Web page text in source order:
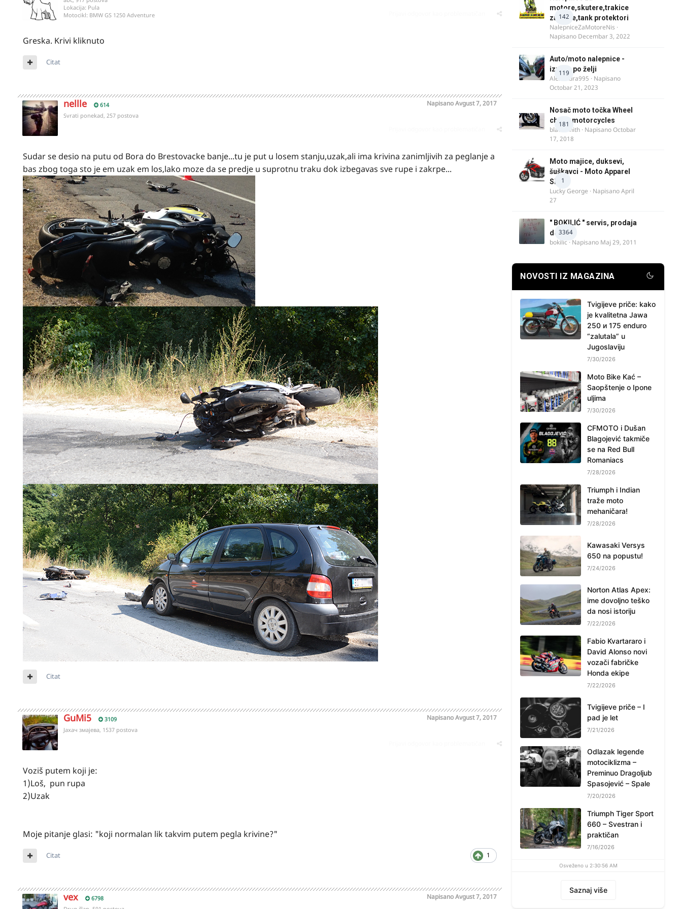
Lokacija: Pula
Motocikl: BMW GS 1250 Adventure
Greska. Krivi kliknuto
Citat
nellle 614 NapisanoAvgust 7, 2017
Svrati ponekad, 257 postova
Sudar se desio na putu od Bora do Brestovacke banje...tu je put u losem stanju,uzak,ali ima krivina zanimljivih za peglanje a
bas zbog toga sto je em uzak em los,lako moze da se predje u suprotnu traku dok izbegavas sve rupe i zakrpe...
Citat
GuMi5 3109 NapisanoAvgust 7, 2017
Јахач змајева, 1537 postova
Voziš putem koji je:
1)Loš, pun rupa
2)Uzak
Moje pitanje glasi: "koji normalan lik takvim putem pegla krivine?"
1
Citat
vex 6798 NapisanoAvgust 7, 2017
142
motore,skutere,trakice
za felne,tank protektori
NalepniceZaMotoreNis ·
Napisano Decembar 3, 2022
119
Auto/moto nalepnice -
izrada po želji
Alexandra995 · Napisano
Octobar 21, 2023
181
Nosač moto točka Wheel
chock motorcycles
blacksmith · NapisanoOctobar
17, 2018
1
Moto majice, duksevi,
šuškavci - Moto Apparel
SRB
Lucky George · NapisanoApril
27
3364
" BOKILIĆ " servis, prodaja
delova
bokilic · Napisano Maj 29, 2011
NOVOSTI IZ MAGAZINA
Tvigijeve priče: kako
je kvalitetna Jawa
250 и 175 enduro
“zalutala” u
Jugoslaviju
7/30/2026
Moto Bike Kać –
Saopštenje o Ipone
uljima
7/30/2026
CFMOTO i Dušan
Blagojević takmiče
se na Red Bull
Romaniacs
7/28/2026
Triumph i Indian
traže moto
mehaničara!
7/28/2026
Kawasaki Versys
650 na popustu!
7/24/2026
Norton Atlas Apex:
ime dovoljno teško
da nosi istoriju
7/22/2026
Fabio Kvartararo i
David Alonso novi
vozači fabričke
Honda ekipe
7/22/2026
Tvigijeve priče – I
pad je let
7/21/2026
Odlazak legende
motociklizma –
Preminuo Dragoljub
Spasojević – Spale
7/20/2026
Triumph Tiger Sport
660 – Svestran i
praktičan
7/16/2026
Osveženo u 2:30:56 AM
Saznaj više